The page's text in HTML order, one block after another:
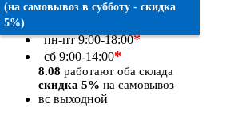
Оформить заказ
пн-пт9:00-18:00*
сб 9:00-14:00*
8.08 работают оба склада
скидка 5% на самовывоз
вс выходной
(на самовывоз в субботу - скидка
5%)